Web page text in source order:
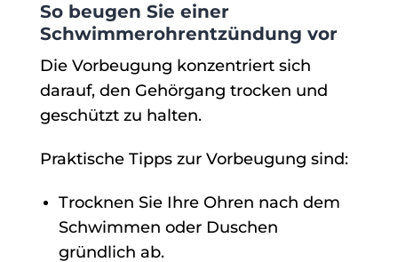
So beugen Sie einer
Schwimmerohrentzündung vor
Die Vorbeugung konzentriert sich
darauf, den Gehörgang trocken und
geschützt zu halten.
Praktische Tipps zur Vorbeugung sind:
Trocknen Sie Ihre Ohren nach dem
Schwimmen oder Duschen
gründlich ab.